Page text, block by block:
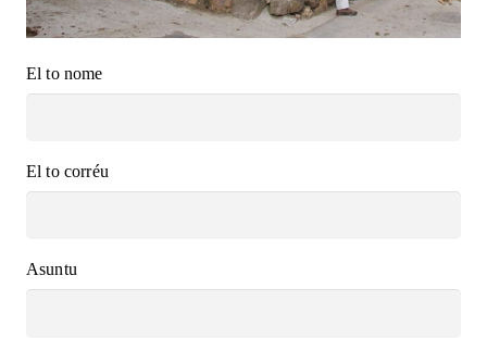
El to nome
El to corréu
Asuntu